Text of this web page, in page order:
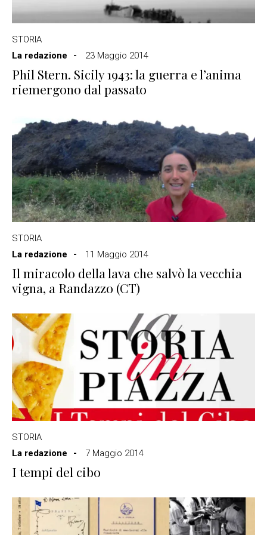
STORIA
La redazione
23 Maggio 2014
Phil Stern. Sicily 1943: la guerra e l’anima
riemergono dal passato
STORIA
La redazione
11 Maggio 2014
Il miracolo della lava che salvò la vecchia
vigna, a Randazzo (CT)
STORIA
La redazione
7 Maggio 2014
I tempi del cibo